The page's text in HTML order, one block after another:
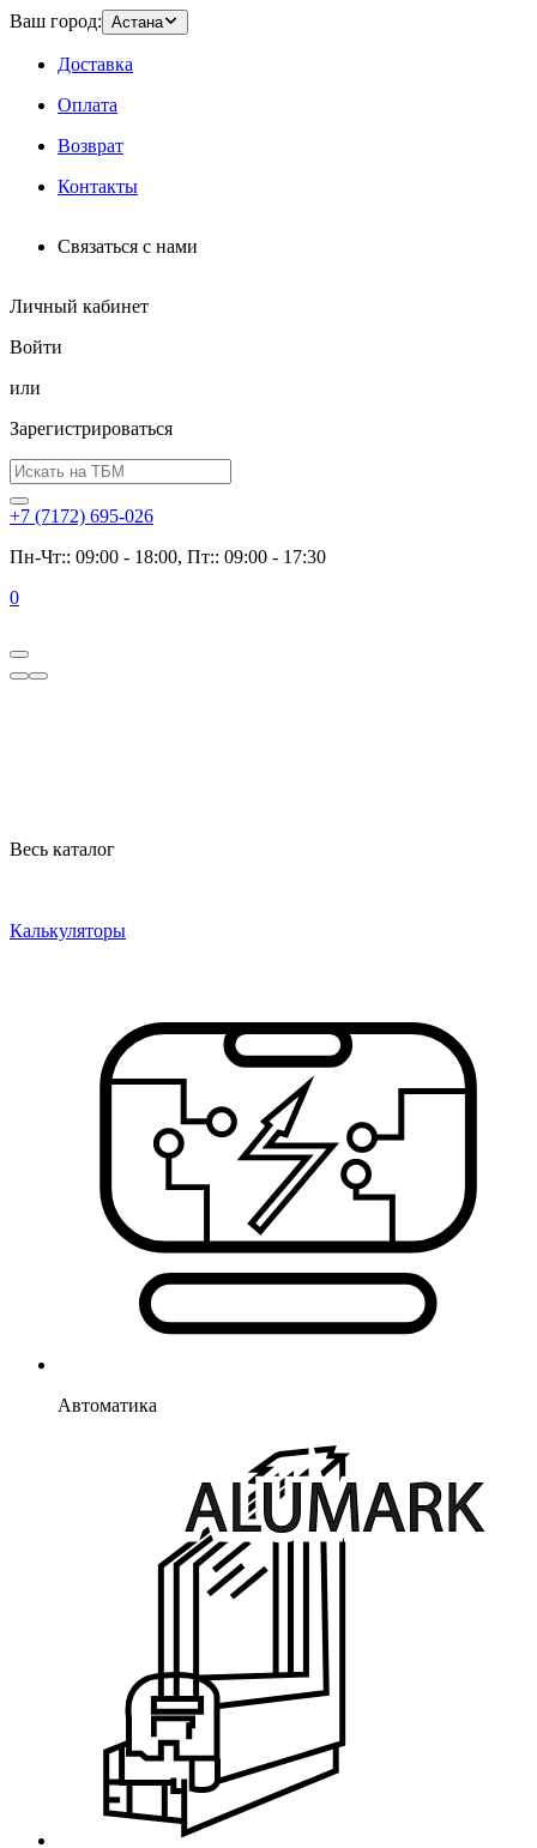
Ваш город: Астана
Доставка
Оплата
Возврат
Контакты
Связаться с нами
Личный кабинет
Войти
или
Зарегистрироваться
+7 (7172) 695-026
Пн-Чт:: 09:00 - 18:00, Пт:: 09:00 - 17:30
0
Весь каталог
Калькуляторы
Автоматика